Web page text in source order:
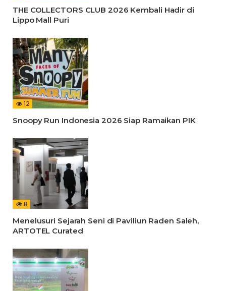
THE COLLECTORS CLUB 2026 Kembali Hadir di
Lippo Mall Puri
12
Snoopy Run Indonesia 2026 Siap Ramaikan PIK
8
Menelusuri Sejarah Seni di Paviliun Raden Saleh,
ARTOTEL Curated